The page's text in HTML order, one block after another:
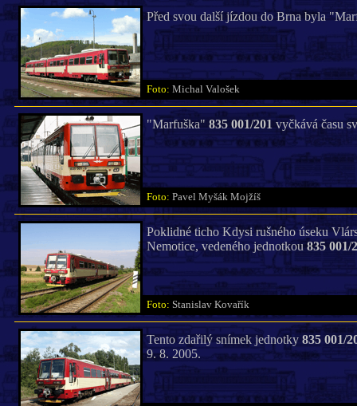
Před svou další jízdou do Brna byla
Foto: Michal Valošek
"Marfuška" 835 001/201vyčkává času
Foto: Pavel Myšák Mojžíš
Poklidné ticho Kdysi rušného úseku
Nemotice, vedeného jednotkou 835 001/
Foto: Stanislav Kovařík
Tento zdařilý snímek jednotky 835 001/
9. 8. 2005.